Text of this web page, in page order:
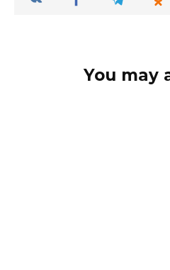
You may